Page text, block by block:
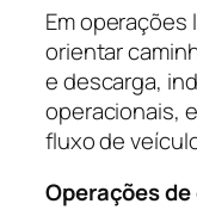
Em operações
orientar
e descarga,
operacionais,
fluxo de
Operações